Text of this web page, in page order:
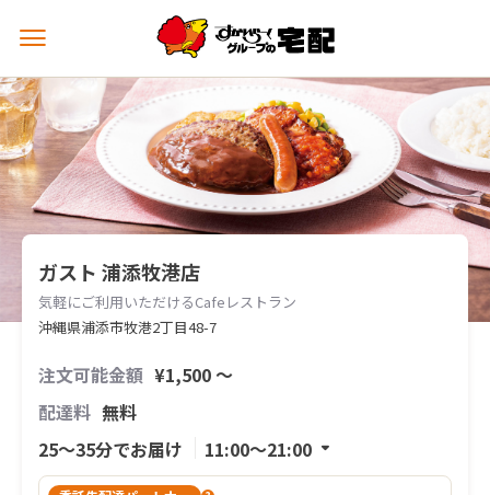
メ
ュ
ー
を
開
く
ガスト 浦添牧港店
気軽にご利用いただけるCafeレストラン
沖縄県浦添市牧港2丁目48-7
注文可能金額 ¥1,500 〜
配達料 無料
25〜35分でお届け
11:00〜21:00